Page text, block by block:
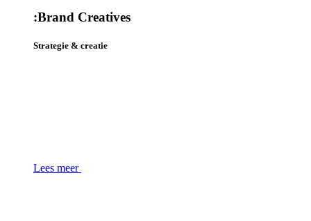
:Brand Creatives
Strategie & creatie
Lees meer